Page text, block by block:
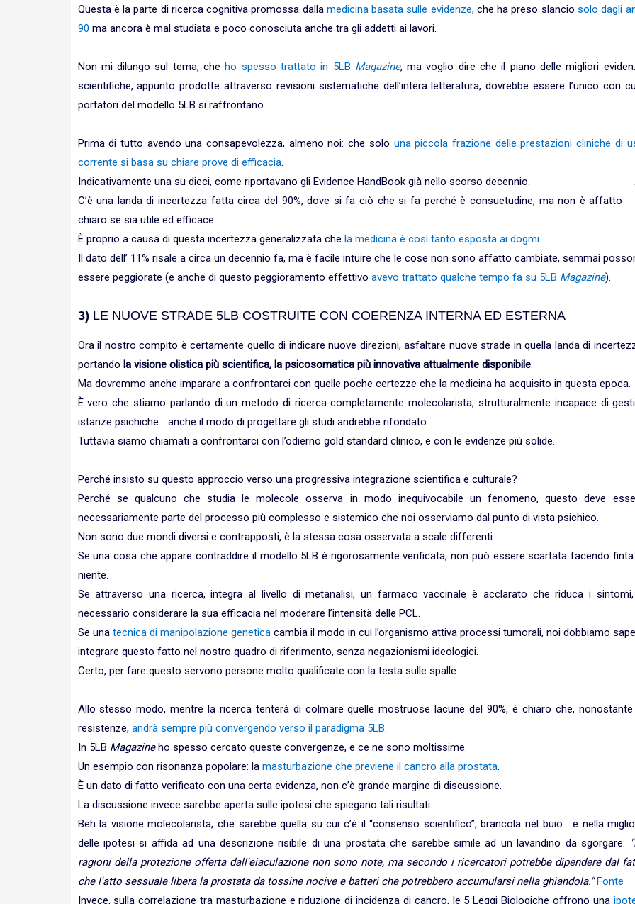
Questa è la parte di ricerca cognitiva promossa dalla medicina basata sulle evidenze, che ha preso slancio solo dagli
90 ma ancora è mal studiata e poco conosciuta anche tra gli addetti ai lavori.
Non mi dilungo sul tema, che ho spesso trattato in 5LB Magazine, ma voglio dire che il piano delle migliori
scientifiche, appunto prodotte attraverso revisioni sistematiche dell’intera letteratura, dovrebbe essere l’unico con
portatori del modello 5LB si raffrontano.
Prima di tutto avendo una consapevolezza, almeno noi: che solo una piccola frazione delle prestazioni cliniche di
corrente si basa su chiare prove di efficacia.
Indicativamente una su dieci, come riportavano gli Evidence HandBook già nello scorso decennio.
C’è una landa di incertezza fatta circa del 90%, dove si fa ciò che si fa perché è consuetudine, ma non è affatto
chiaro se sia utile ed efficace.
È proprio a causa di questa incertezza generalizzata che la medicina è così tanto esposta ai dogmi.
Il dato dell’ 11% risale a circa un decennio fa, ma è facile intuire che le cose non sono affatto cambiate, semmai
essere peggiorate (e anche di questo peggioramento effettivo avevo trattato qualche tempo fa su 5LB Magazine).
3) LE NUOVE STRADE 5LB COSTRUITE CON COERENZA INTERNA ED ESTERNA
Ora il nostro compito è certamente quello di indicare nuove direzioni, asfaltare nuove strade in quella landa di
portando la visione olistica più scientifica, la psicosomatica più innovativa attualmente disponibile.
Ma dovremmo anche imparare a confrontarci con quelle poche certezze che la medicina ha acquisito in questa epoca.
È vero che stiamo parlando di un metodo di ricerca completamente molecolarista, strutturalmente incapace di
istanze psichiche… anche il modo di progettare gli studi andrebbe rifondato.
Tuttavia siamo chiamati a confrontarci con l’odierno gold standard clinico, e con le evidenze più solide.
Perché insisto su questo approccio verso una progressiva integrazione scientifica e culturale?
Perché se qualcuno che studia le molecole osserva in modo inequivocabile un fenomeno, questo deve
necessariamente parte del processo più complesso e sistemico che noi osserviamo dal punto di vista psichico.
Non sono due mondi diversi e contrapposti, è la stessa cosa osservata a scale differenti.
Se una cosa che appare contraddire il modello 5LB è rigorosamente verificata, non può essere scartata facendo
niente.
Se attraverso una ricerca, integra al livello di metanalisi, un farmaco vaccinale è acclarato che riduca i
necessario considerare la sua efficacia nel moderare l’intensità delle PCL.
Se una tecnica di manipolazione geneticacambia il modo in cui l’organismo attiva processi tumorali, noi dobbiamo
integrare questo fatto nel nostro quadro di riferimento, senza negazionismi ideologici.
Certo, per fare questo servono persone molto qualificate con la testa sulle spalle.
Allo stesso modo, mentre la ricerca tenterà di colmare quelle mostruose lacune del 90%, è chiaro che, nonostante
resistenze, andrà sempre più convergendo verso il paradigma 5LB.
In 5LB Magazine ho spesso cercato queste convergenze, e ce ne sono moltissime.
Un esempio con risonanza popolare: la masturbazione che previene il cancro alla prostata.
È un dato di fatto verificato con una certa evidenza, non c’è grande margine di discussione.
La discussione invece sarebbe aperta sulle ipotesi che spiegano tali risultati.
Beh la visione molecolarista, che sarebbe quella su cui c’è il “consenso scientifico”, brancola nel buio… e nella
delle ipotesi si affida ad una descrizione risibile di una prostata che sarebbe simile ad un lavandino da sgorgare:
ragioni della protezione offerta dall'eiaculazione non sono note, ma secondo i ricercatori potrebbe dipendere dal
che l'atto sessuale libera la prostata da tossine nocive e batteri che potrebbero accumularsi nella ghiandola." Fonte
Invece, sulla correlazione tra masturbazione e riduzione di incidenza di cancro, le 5 Leggi Biologiche offrono una